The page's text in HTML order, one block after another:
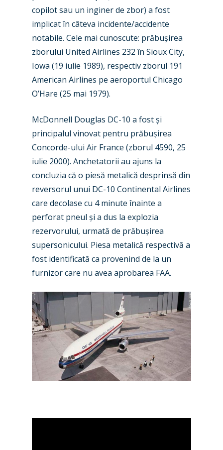
copilot sau un inginer de zbor) a fost
implicat în câteva incidente/accidente
notabile. Cele mai cunoscute: prăbușirea
zborului United Airlines 232 în Sioux City,
Iowa (19 iulie 1989), respectiv zborul 191
American Airlines pe aeroportul Chicago
O’Hare (25 mai 1979).
McDonnell Douglas DC-10 a fost și
principalul vinovat pentru prăbușirea
Concorde-ului Air France (zborul 4590, 25
iulie 2000). Anchetatorii au ajuns la
concluzia că o piesă metalică desprinsă din
reversorul unui DC-10 Continental Airlines
care decolase cu 4 minute înainte a
perforat pneul și a dus la explozia
rezervorului, urmată de prăbușirea
supersonicului. Piesa metalică respectivă a
fost identificată ca provenind de la un
furnizor care nu avea aprobarea FAA.
New Routes
Accidents / Incidents
Airshows
Dubai 2025
Paris 2025
Farnborough 2024
Paris 2023
Farnborough 2022
Dubai 2019
Paris 2019
Business Jets
Military
Trip Reports
Marketplace
Jobs
Contact